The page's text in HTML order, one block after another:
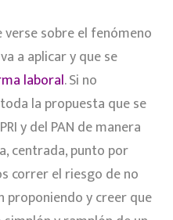
verse sobre el fenómeno
a aplicar y que se
laboral. Si no
la propuesta que se
y del PAN de manera
centrada, punto por
correr el riesgo de no
proponiendo y creer que